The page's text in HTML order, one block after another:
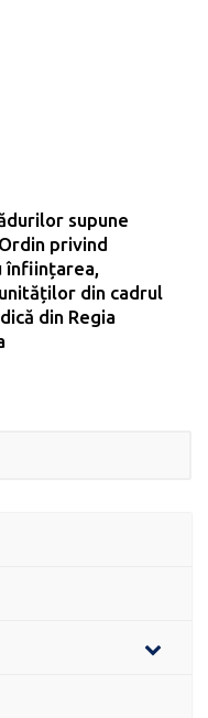
supune
privind
înființarea,
din cadrul
din Regia